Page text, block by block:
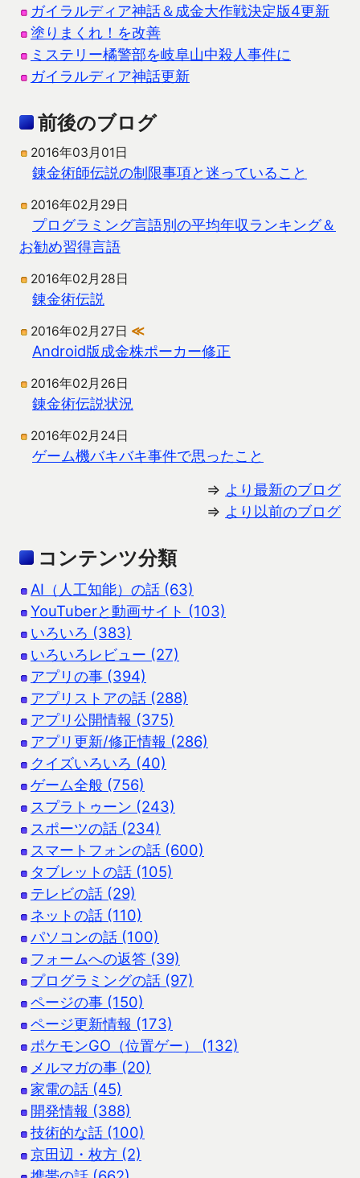
ガイラルディア神話＆成金大作戦決定版4更新
塗りまくれ！を改善
ミステリー橘警部を岐阜山中殺人事件に
ガイラルディア神話更新
前後のブログ
2016年03月01日
錬金術師伝説の制限事項と迷っていること
2016年02月29日
プログラミング言語別の平均年収ランキング＆
お勧め習得言語
2016年02月28日
錬金術伝説
2016年02月27日 ≪
Android版成金株ポーカー修正
2016年02月26日
錬金術伝説状況
2016年02月24日
ゲーム機バキバキ事件で思ったこと
⇒ より最新のブログ
⇒ より以前のブログ
コンテンツ分類
AI（人工知能）の話 (63)
YouTuberと動画サイト (103)
いろいろ (383)
いろいろレビュー (27)
アプリの事 (394)
アプリストアの話 (288)
アプリ公開情報 (375)
アプリ更新/修正情報 (286)
クイズいろいろ (40)
ゲーム全般 (756)
スプラトゥーン (243)
スポーツの話 (234)
スマートフォンの話 (600)
タブレットの話 (105)
テレビの話 (29)
ネットの話 (110)
パソコンの話 (100)
フォームへの返答 (39)
プログラミングの話 (97)
ページの事 (150)
ページ更新情報 (173)
ポケモンGO（位置ゲー） (132)
メルマガの事 (20)
家電の話 (45)
開発情報 (388)
技術的な話 (100)
京田辺・枚方 (2)